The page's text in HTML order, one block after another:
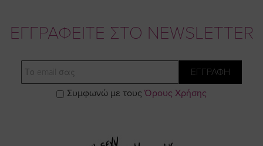
ΕΓΓΡΑΦΕΙΤΕ ΣΤΟ NEWSLETTER
Email
ΕΓΓΡΑΦΗ
Συμφωνώ με τους Όρους Χρήσης